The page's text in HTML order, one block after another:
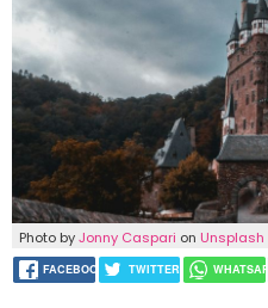
Photo byJonny Caspari on Unsplash
FACEBOOK TWITTER